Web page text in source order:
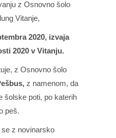
z Osnovno šolo
Vitanje,
2020, izvaja
2020 v Vitanju.
z Osnovno šolo
z namenom, da
šolske poti, po katerih
peš.
se z novinarsko